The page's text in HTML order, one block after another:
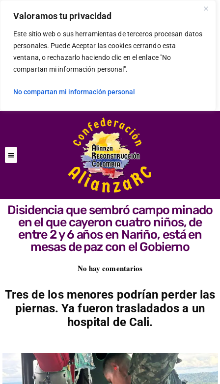
Valoramos tu privacidad
Este sitio web o sus herramientas de terceros procesan datos
personales. Puede Aceptar las cookies cerrando esta
ventana, o rechazarlo haciendo clic en el enlace "No
compartan mi información personal".
No compartan mi información personal
Disidencia que sembró campo minado
en el que cayeron cuatro niños, de
entre 2 y 6 años en Nariño, está en
mesas de paz con el Gobierno
No hay comentarios
Tres de los menores podrían perder las
piernas. Ya fueron trasladados a un
hospital de Cali.